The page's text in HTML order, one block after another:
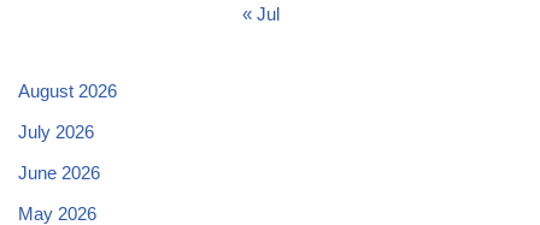
« Jul
August 2026
July 2026
June 2026
May 2026